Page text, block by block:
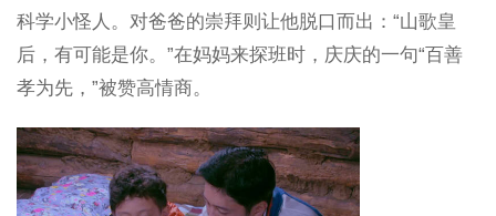
科学小怪人。对爸爸的崇拜则让他脱口而出：“山歌皇
后，有可能是你。”在妈妈来探班时，庆庆的一句“百善
孝为先，”被赞高情商。